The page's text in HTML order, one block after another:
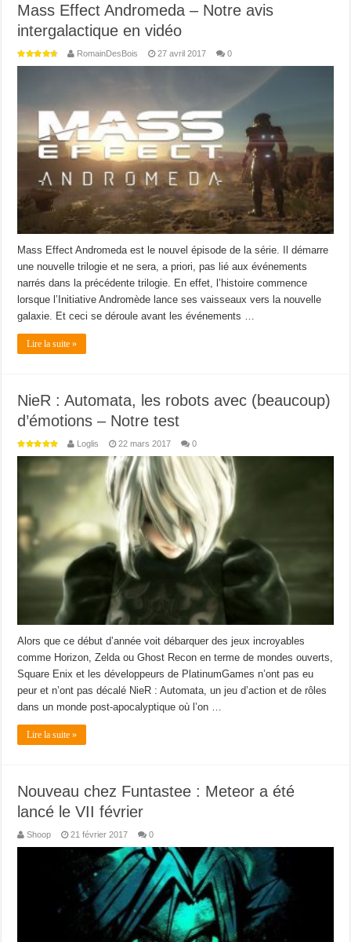
Mass Effect Andromeda – Notre avis
intergalactique en vidéo
RomainDesBois 27 avril 2017 0
Mass Effect Andromeda est le nouvel épisode de la série. Il démarre
une nouvelle trilogie et ne sera, a priori, pas lié aux événements
narrés dans la précédente trilogie. En effet, l’histoire commence
lorsque l’Initiative Andromède lance ses vaisseaux vers la nouvelle
galaxie. Et ceci se déroule avant les événements …
Lire la suite »
NieR : Automata, les robots avec (beaucoup)
d’émotions – Notre test
Loglis 22 mars 2017 0
Alors que ce début d’année voit débarquer des jeux incroyables
comme Horizon, Zelda ou Ghost Recon en terme de mondes ouverts,
Square Enix et les développeurs de PlatinumGames n’ont pas eu
peur et n’ont pas décalé NieR : Automata, un jeu d’action et de rôles
dans un monde post-apocalyptique où l’on …
Lire la suite »
Nouveau chez Funtastee : Meteor a été
lancé le VII février
Shoop 21 février 2017 0